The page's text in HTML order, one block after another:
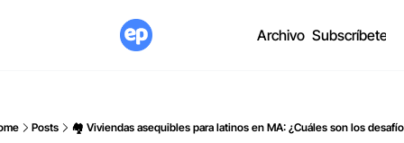
Archivo Subscríbete
Posts 🏘️ Viviendas asequibles para latinos en MA: ¿Cuáles son los